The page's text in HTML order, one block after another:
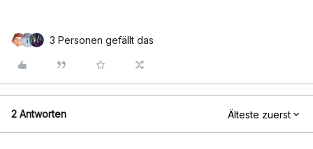
3 Personen gefällt das
2 Antworten Älteste zuerst